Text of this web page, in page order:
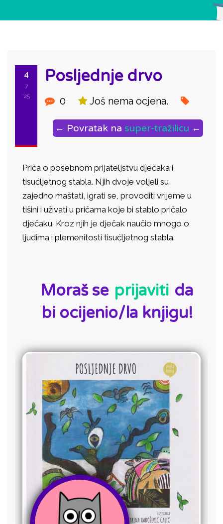
4
7
'25
Posljednje drvo
0 Još nema ocjena.
← Povratak na super-tražilicu ←
Priča o posebnom prijateljstvu dječaka i
tisućljetnog stabla. Njih dvoje voljeli su
zajedno maštati, igrati se, provoditi vrijeme u
tišini i uživati u pričama koje bi stablo pričalo
dječaku. Kroz njih je dječak naučio mnogo o
ljudima i plemenitosti tisućljetnog stabla.
Moraš se prijaviti da
bi ocijenio/la knjigu!